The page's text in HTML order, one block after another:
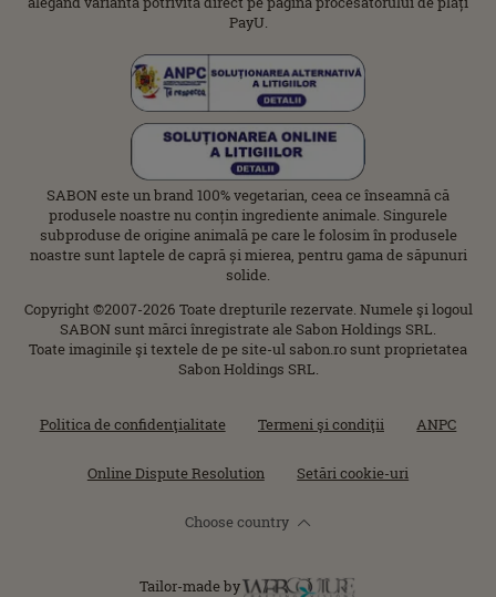
PayU.
SABON este un brand 100% vegetarian, ceea ce înseamnă că
produsele noastre nu conțin ingrediente animale. Singurele
subproduse de origine animală pe care le folosim în produsele
noastre sunt laptele de capră și mierea, pentru gama de săpunuri
solide.
Copyright ©2007-2026 Toate drepturile rezervate. Numele şi logoul
SABON sunt mărci înregistrate ale Sabon Holdings SRL.
Toate imaginile şi textele de pe site-ul sabon.ro sunt proprietatea
Sabon Holdings SRL.
Politica de confidenţialitate Termeni şi condiţii ANPC
Online Dispute Resolution Setări cookie-uri
Choose country
Tailor-made by